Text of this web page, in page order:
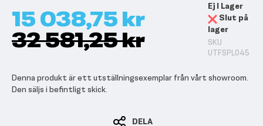
15 038,75 kr
32 581,25 kr
Ej I Lager
Slut på
lager
SKU
UTFSPL045
Denna produkt är ett utställningsexemplar från vårt showroom.
Den säljs i befintligt skick.
DELA